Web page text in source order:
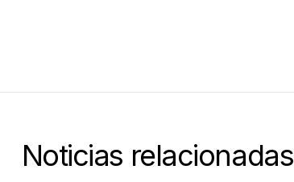
Noticias relacionadas